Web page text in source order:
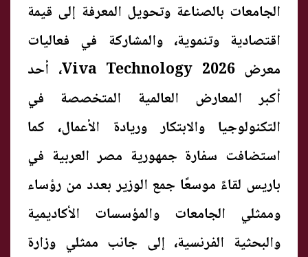
الجامعات بالصناعة وتحويل المعرفة إلى قيمة
اقتصادية وتنموية، والمشاركة في فعاليات
معرض Viva Technology 2026، أحد
أكبر المعارض العالمية المتخصصة في
التكنولوجيا والابتكار وريادة الأعمال، كما
استضافت سفارة جمهورية مصر العربية في
باريس لقاءً موسعًا جمع الوزير بعدد من رؤساء
وممثلي الجامعات والمؤسسات الأكاديمية
والبحثية الفرنسية، إلى جانب ممثلي وزارة